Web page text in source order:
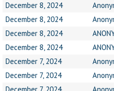
December 8, 2024
December 8, 2024
December 8, 2024
December 8, 2024
December 7, 2024
December 7, 2024